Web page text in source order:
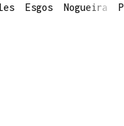
Esgos Nogueira